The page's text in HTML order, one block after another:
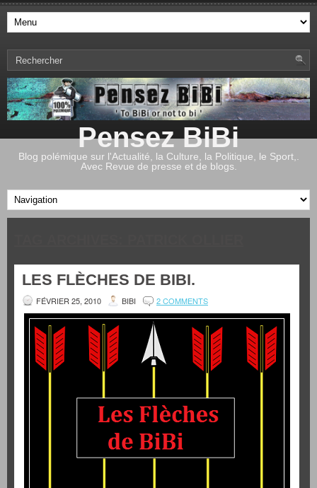
Pensez BiBi
Blog polémique sur l'Actualité, la Culture, la Politique, le Sport,.
Avec Revue de presse et de blogs.
LES FLÈCHES DE BIBI.
FÉVRIER 25, 2010 BIBI 2 COMMENTS